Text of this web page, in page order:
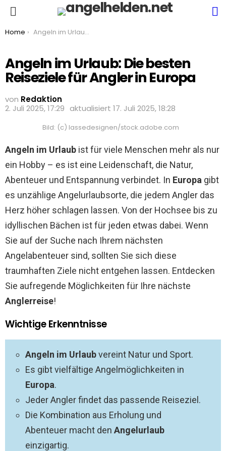
You are here:
Home Angeln im Urlaub: Die besten Reiseziele für Angler in Europa
Angeln im Urlaub: Die besten
Reiseziele für Angler in Europa
von Redaktion
2. Juli 2025, 17:29 aktualisiert 17. Juli 2025, 18:28
Bild: (c) lassedesignen/stock.adobe.com
Angeln im Urlaub ist für viele Menschen mehr als nur
ein Hobby – es ist eine Leidenschaft, die Natur,
Abenteuer und Entspannung verbindet. In Europa gibt
es unzählige Angelurlaubsorte, die jedem Angler das
Herz höher schlagen lassen. Von der Hochsee bis zu
idyllischen Bächen ist für jeden etwas dabei. Wenn
Sie auf der Suche nach Ihrem nächsten
Angelabenteuer sind, sollten Sie sich diese
traumhaften Ziele nicht entgehen lassen. Entdecken
Sie aufregende Möglichkeiten für Ihre nächste
Anglerreise!
Wichtige Erkenntnisse
Angeln im Urlaubvereint Natur und Sport.
Es gibt vielfältige Angelmöglichkeiten in
Europa.
Jeder Angler findet das passende Reiseziel.
Die Kombination aus Erholung und
Abenteuer macht den Angelurlaub
einzigartig.